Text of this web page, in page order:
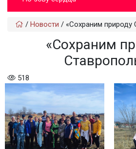
/ Новости / «Сохраним природу
«Сохраним
518